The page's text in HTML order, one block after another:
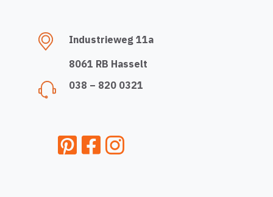
Industrieweg 11a
8061 RB Hasselt
038 – 820 0321